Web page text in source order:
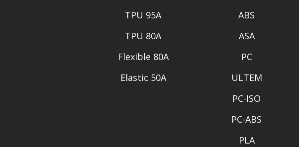
ABS
TPU 95A
ASA
TPU 80A
PC
Flexible 80A
ULTEM
Elastic 50A
PC-ISO
PC-ABS
PLA